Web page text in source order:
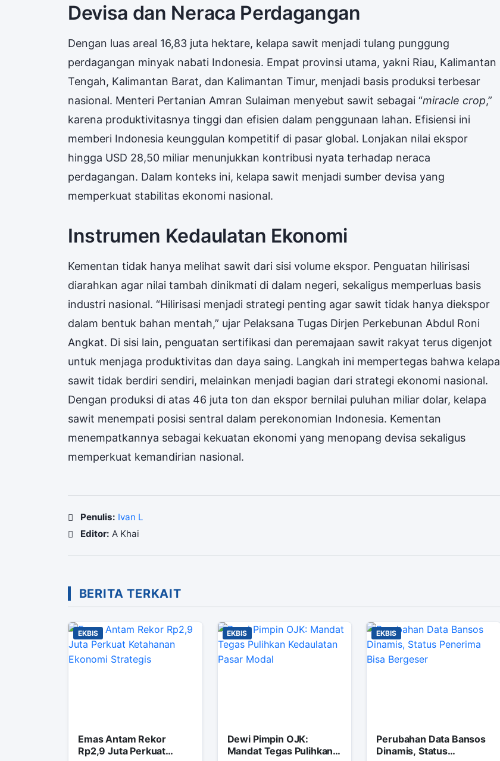
Devisa dan Neraca Perdagangan
Dengan luas areal 16,83 juta hektare, kelapa sawit menjadi tulang punggung
perdagangan minyak nabati Indonesia. Empat provinsi utama, yakni Riau, Kalimantan
Tengah, Kalimantan Barat, dan Kalimantan Timur, menjadi basis produksi terbesar
nasional. Menteri Pertanian Amran Sulaiman menyebut sawit sebagai “miracle crop,”
karena produktivitasnya tinggi dan efisien dalam penggunaan lahan. Efisiensi ini
memberi Indonesia keunggulan kompetitif di pasar global. Lonjakan nilai ekspor
hingga USD 28,50 miliar menunjukkan kontribusi nyata terhadap neraca
perdagangan. Dalam konteks ini, kelapa sawit menjadi sumber devisa yang
memperkuat stabilitas ekonomi nasional.
Instrumen Kedaulatan Ekonomi
Kementan tidak hanya melihat sawit dari sisi volume ekspor. Penguatan hilirisasi
diarahkan agar nilai tambah dinikmati di dalam negeri, sekaligus memperluas basis
industri nasional. “Hilirisasi menjadi strategi penting agar sawit tidak hanya diekspor
dalam bentuk bahan mentah,” ujar Pelaksana Tugas Dirjen Perkebunan Abdul Roni
Angkat. Di sisi lain, penguatan sertifikasi dan peremajaan sawit rakyat terus digenjot
untuk menjaga produktivitas dan daya saing. Langkah ini mempertegas bahwa kelapa
sawit tidak berdiri sendiri, melainkan menjadi bagian dari strategi ekonomi nasional.
Dengan produksi di atas 46 juta ton dan ekspor bernilai puluhan miliar dolar, kelapa
sawit menempati posisi sentral dalam perekonomian Indonesia. Kementan
menempatkannya sebagai kekuatan ekonomi yang menopang devisa sekaligus
memperkuat kemandirian nasional.
Penulis: Ivan L
Editor: A Khai
BERITA TERKAIT
EKBIS
Emas Antam Rekor
Rp2,9 Juta Perkuat
EKBIS
Dewi Pimpin OJK:
Mandat Tegas Pulihkan
EKBIS
Perubahan Data Bansos
Dinamis, Status